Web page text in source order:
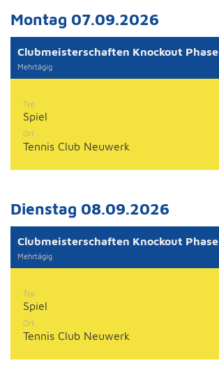
Montag 07.09.2026
Clubmeisterschaften Knockout Phase
Mehrtägig
Typ
Spiel
Ort
Tennis Club Neuwerk
Dienstag 08.09.2026
Clubmeisterschaften Knockout Phase
Mehrtägig
Typ
Spiel
Ort
Tennis Club Neuwerk